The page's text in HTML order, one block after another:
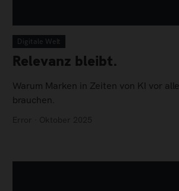
Digitale Welt
Relevanz bleibt.
Warum Marken in Zeiten von KI vor
brauchen.